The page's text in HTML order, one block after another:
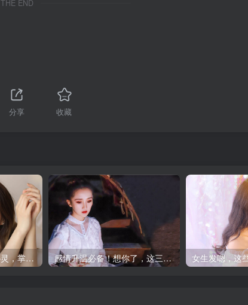
THE END
分享 收藏
小心眼的女人：打开心灵，掌控情绪 感情升温必备！想你了，这三句话助你高情商传达爱意